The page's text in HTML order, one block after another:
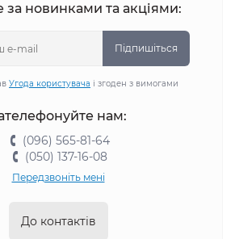
за новинками та акціями:
Підпишіться
Угода користувача і згоден з вимогами
нам:
(096) 565-81-64
(050) 137-16-08
Передзвоніть мені
До контактів